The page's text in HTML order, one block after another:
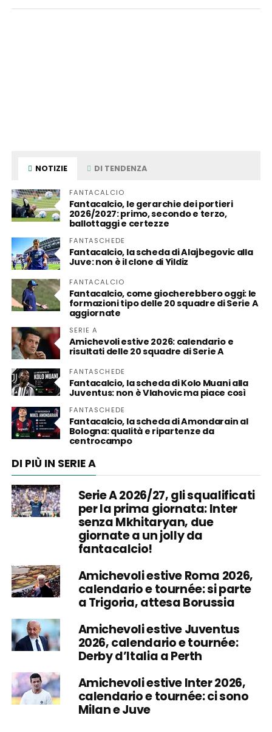
NOTIZIE DI TENDENZA
FANTACALCIO
Fantacalcio, le gerarchie dei portieri
2026/2027: primo, secondo e terzo,
ballottaggi e certezze
FANTASCHEDE
Fantacalcio, la scheda di Alajbegovic alla
Juve: non è il clone di Yildiz
FANTACALCIO
Fantacalcio, come giocherebbero oggi: le
formazioni tipo delle 20 squadre di Serie A
aggiornate
SERIE A
Amichevoli estive 2026: calendario e
risultati delle 20 squadre di Serie A
FANTASCHEDE
Fantacalcio, la scheda di Kolo Muani alla
Juventus: non è Vlahovic ma piace così
FANTASCHEDE
Fantacalcio, la scheda di Amondarain al
Bologna: qualità e ripartenze da
centrocampo
DI PIÙ IN SERIE A
Serie A 2026/27, gli squalificati
per la prima giornata: Inter
senza Mkhitaryan, due
giornate a un jolly da
fantacalcio!
Amichevoli estive Roma 2026,
calendario e tournée: si parte
a Trigoria, attesa Borussia
Amichevoli estive Juventus
2026, calendario e tournée:
Derby d’Italia a Perth
Amichevoli estive Inter 2026,
calendario e tournée: ci sono
Milan e Juve